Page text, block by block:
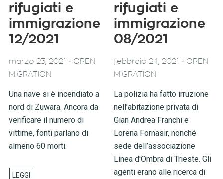
rifugiati e
immigrazione
12/2021
marzo 23, 2021 - OPEN
MIGRATION
Una nave si è incendiato a
nord di Zuwara. Ancora da
verificare il numero di
vittime, fonti parlano di
almeno 60 morti.
rifugiati e
immigrazione
08/2021
febbraio 24, 2021 - OPEN
MIGRATION
La polizia ha fatto irruzione
nell’abitazione privata di
Gian Andrea Franchi e
Lorena Fornasir, nonché
sede dell’associazione
Linea d'Ombra di Trieste. Gli
agenti erano alle ricerca di